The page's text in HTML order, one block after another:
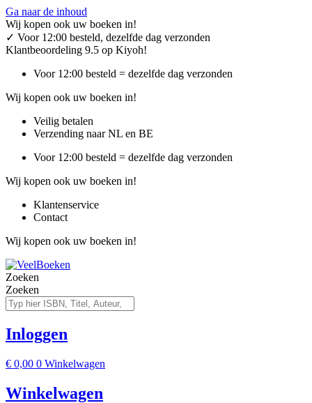
Ga naar de inhoud
Wij kopen ook uw boeken in!
✓ Voor 12:00 besteld, dezelfde dag verzonden
Klantbeoordeling 9.5 op Kiyoh!
Voor 12:00 besteld = dezelfde dag verzonden
Wij kopen ook uw boeken in!
Veilig betalen
Verzending naar NL en BE
Voor 12:00 besteld = dezelfde dag verzonden
Wij kopen ook uw boeken in!
Klantenservice
Contact
Wij kopen ook uw boeken in!
Zoeken
Zoeken
Inloggen
€ 0,00 0 Winkelwagen
Winkelwagen